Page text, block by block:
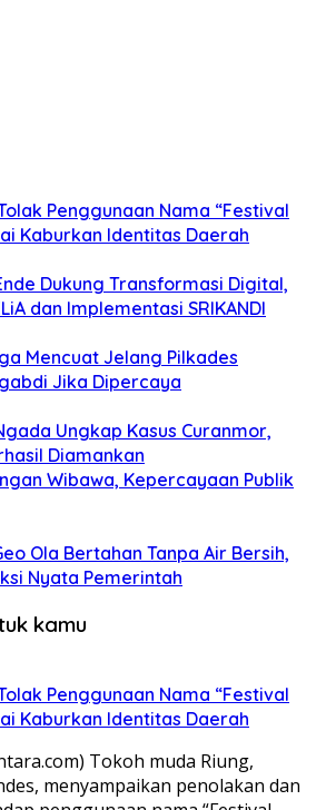
Penggunaan Nama “Festival
Kaburkan Identitas Daerah
Dukung Transformasi Digital,
dan Implementasi SRIKANDI
Mencuat Jelang Pilkades
Jika Dipercaya
Ungkap Kasus Curanmor,
Diamankan
Wibawa, Kepercayaan Publik
Ola Bertahan Tanpa Air Bersih,
Nyata Pemerintah
kamu
Penggunaan Nama “Festival
Kaburkan Identitas Daerah
Tokoh muda Riung,
menyampaikan penolakan dan